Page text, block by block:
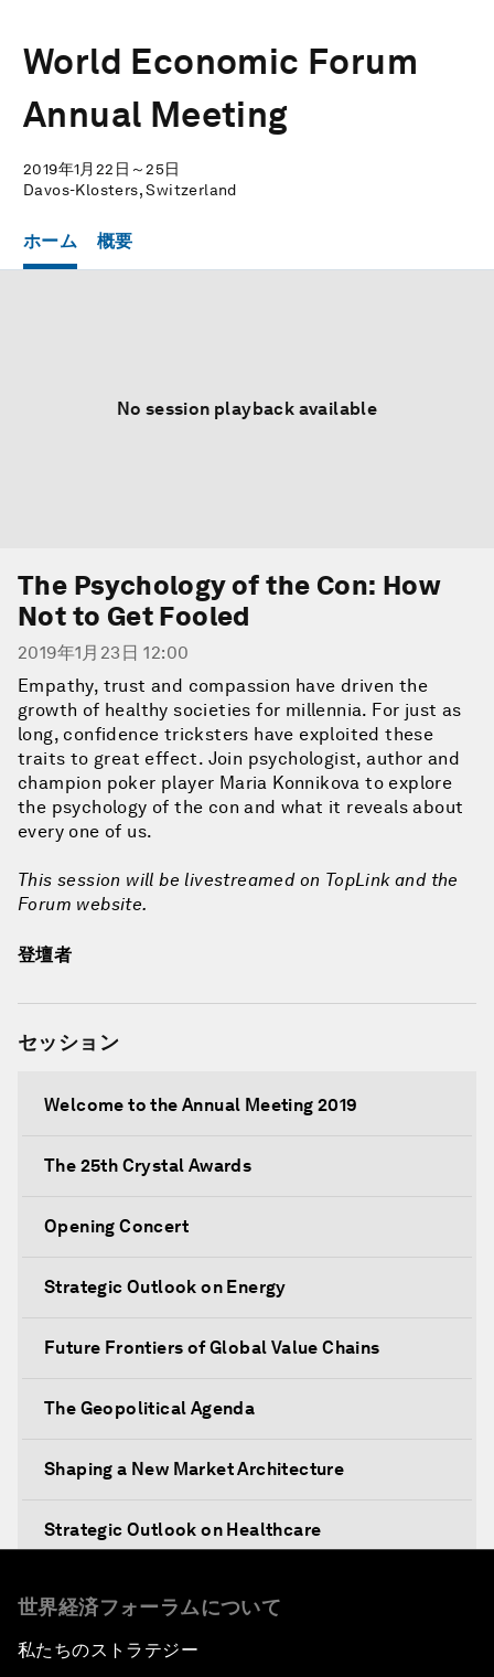
World Economic Forum
Annual Meeting
2019年1月22日～25日
Davos-Klosters, Switzerland
ホーム 概要
No session playback available
The Psychology of the Con: How
Not to Get Fooled
2019年1月23日 12:00
Empathy, trust and compassion have driven the
growth of healthy societies for millennia. For just as
long, confidence tricksters have exploited these
traits to great effect. Join psychologist, author and
champion poker player Maria Konnikova to explore
the psychology of the con and what it reveals about
every one of us.
This session will be livestreamed on TopLink and the
Forum website.
登壇者
セッション
Welcome to the Annual Meeting 2019
The 25th Crystal Awards
Opening Concert
Strategic Outlook on Energy
Future Frontiers of Global Value Chains
The Geopolitical Agenda
Shaping a New Market Architecture
Strategic Outlook on Healthcare
Water for Life
世界経済フォーラムについて
私たちのストラテジー